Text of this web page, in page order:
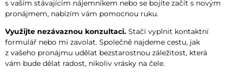
s vaším stávajícím nájemníkem nebo se bojíte začít s novým
pronájmem, nabízím vám pomocnou ruku.
Využijte nezávaznou konzultaci. Stačí vyplnit kontaktní
formulář nebo mi zavolat. Společně najdeme cestu, jak
z vašeho pronájmu udělat bezstarostnou záležitost, která
vám bude dělat radost, nikoliv vrásky na čele.